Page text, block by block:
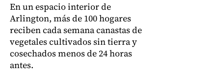
En un espacio interior de
Arlington, más de 100 hogares
reciben cada semana canastas de
vegetales cultivados sin tierra y
cosechados menos de 24 horas
antes.